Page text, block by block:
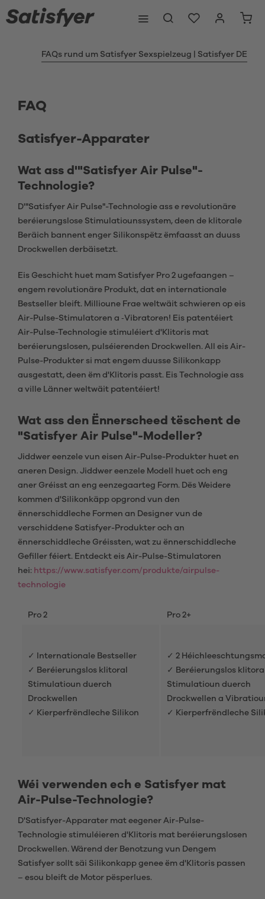
FAQs rund um Satisfyer Sexspielzeug | Satisfyer DE
FAQ
Satisfyer-Apparater
Wat ass d'"Satisfyer Air Pulse"-
Technologie?
D'"Satisfyer Air Pulse"-Technologie ass e revolutionäre
beréierungslose Stimulatiounssystem, deen de klitorale
Beräich bannent enger Silikonspëtz ëmfaasst an duuss
Drockwellen derbäisetzt.
Eis Geschicht huet mam Satisfyer Pro 2 ugefaangen –
engem revolutionäre Produkt, dat en internationale
Bestseller bleift. Millioune Frae weltwäit schwieren op eis
Air-Pulse-Stimulatoren a ‑Vibratoren! Eis patentéiert
Air-Pulse-Technologie stimuléiert d'Klitoris mat
beréierungslosen, pulséierenden Drockwellen. All eis Air-
Pulse-Produkter si mat engem duusse Silikonkapp
ausgestatt, deen ëm d'Klitoris passt. Eis Technologie ass
a ville Länner weltwäit patentéiert!
Wat ass den Ënnerscheed tëschent de
"Satisfyer Air Pulse"-Modeller?
Jiddwer eenzele vun eisen Air-Pulse-Produkter huet en
aneren Design. Jiddwer eenzele Modell huet och eng
aner Gréisst an eng eenzegaarteg Form. Dës Weidere
kommen d'Silikonkäpp opgrond vun den
ënnerschiddleche Formen an Designer vun de
verschiddene Satisfyer-Produkter och an
ënnerschiddleche Gréissten, wat zu ënnerschiddleche
Gefiller féiert. Entdeckt eis Air-Pulse-Stimulatoren
hei: https://www.satisfyer.com/produkte/airpulse-
technologie
Pro 2 Pro 2+
✓ Internationale Bestseller
✓ Beréierungslos klitoral
Stimulatioun duerch
Drockwellen
✓ Kierperfrëndleche Silikon
✓ 2
✓ Beréierungslos
Stimulatioun duerch
Drockwellen a
✓ Kierperfrëndleche
Wéi verwenden ech e Satisfyer mat
Air-Pulse-Technologie?
D'Satisfyer-Apparater mat eegener Air-Pulse-
Technologie stimuléieren d'Klitoris mat beréierungslosen
Drockwellen. Wärend der Benotzung vun Dengem
Satisfyer sollt säi Silikonkapp genee ëm d'Klitoris passen
– esou bleift de Motor pësperlues.